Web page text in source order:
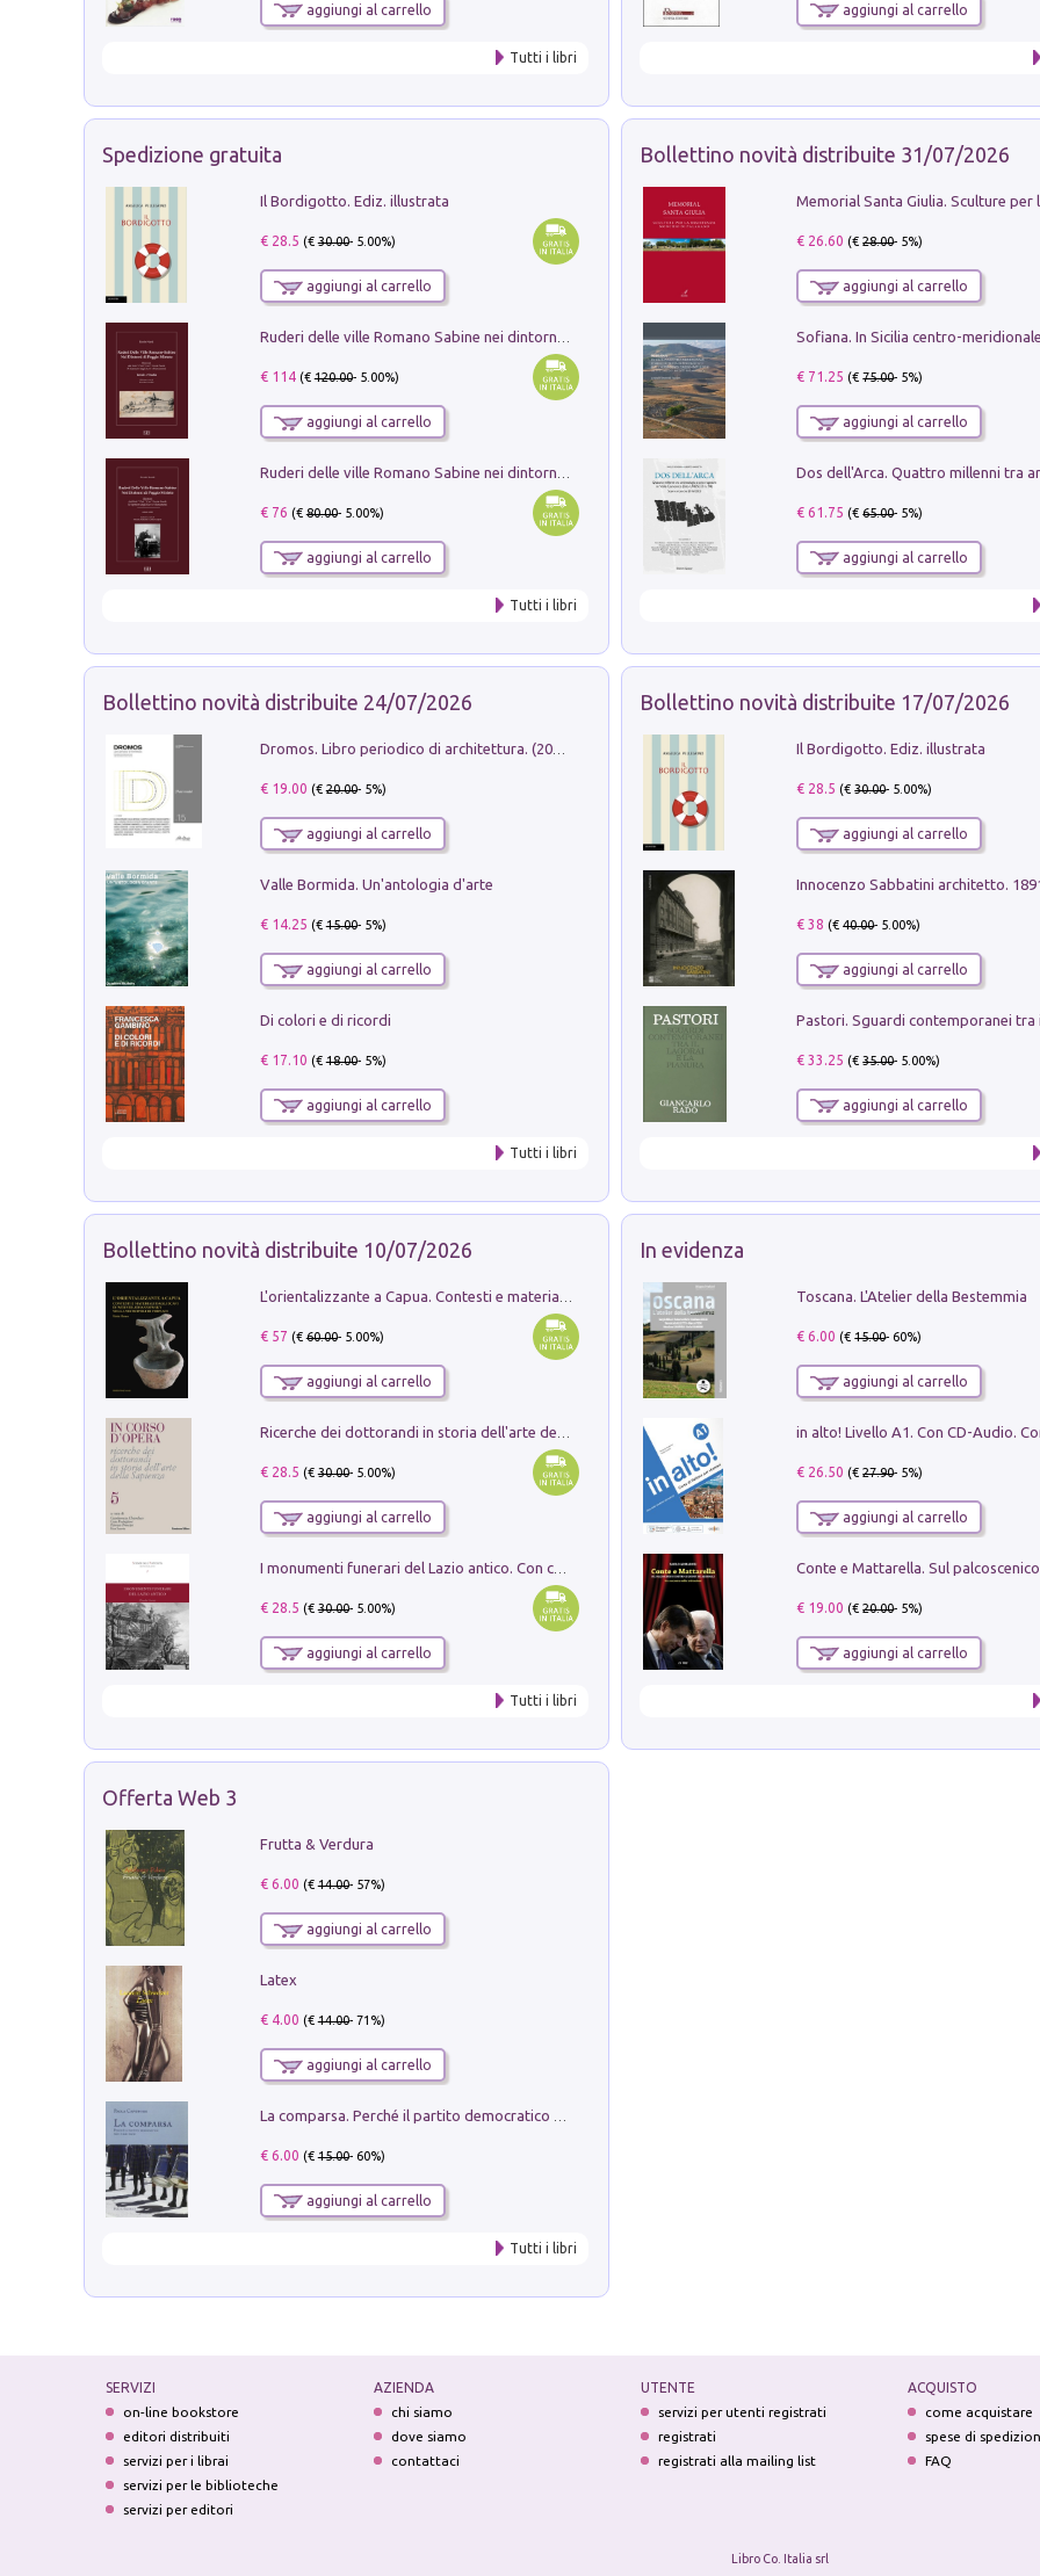
aggiungi al carrello
Tutti i libri
aggiungi al carrello
Spedizione gratuita
Il Bordigotto. Ediz. illustrata
€ 28.5 (€30.00- 5.00%)
aggiungi al carrello
€ 114(€120.00- 5.00%)
aggiungi al carrello
€ 76 (€80.00- 5.00%)
aggiungi al carrello
Tutti i libri
Bollettino novità distribuite 31/07/2026
€ 26.60 (€28.00- 5%)
aggiungi al carrello
€ 71.25 (€75.00- 5%)
aggiungi al carrello
€ 61.75 (€65.00- 5%)
aggiungi al carrello
Bollettino novità distribuite 24/07/2026
Dromos. Libro periodico di architettura. (2026). Vol. 15: Post-model
€ 19.00 (€20.00- 5%)
aggiungi al carrello
Valle Bormida. Un'antologia d'arte
€ 14.25 (€15.00- 5%)
aggiungi al carrello
Di colori e di ricordi
€ 17.10 (€18.00- 5%)
aggiungi al carrello
Tutti i libri
Bollettino novità distribuite 17/07/2026
Il Bordigotto. Ediz. illustrata
€ 28.5 (€30.00- 5.00%)
aggiungi al carrello
Innocenzo Sabbatini architetto.
€ 38 (€40.00- 5.00%)
aggiungi al carrello
€ 33.25 (€35.00- 5.00%)
aggiungi al carrello
Bollettino novità distribuite 10/07/2026
€ 57 (€60.00- 5.00%)
aggiungi al carrello
€ 28.5 (€30.00- 5.00%)
aggiungi al carrello
I monumenti funerari del Lazio antico. Con cartella con tavole
€ 28.5 (€30.00- 5.00%)
aggiungi al carrello
Tutti i libri
In evidenza
Toscana. L'Atelier della Bestemmia
€ 6.00 (€15.00- 60%)
aggiungi al carrello
€ 26.50 (€27.90- 5%)
aggiungi al carrello
€ 19.00 (€20.00- 5%)
aggiungi al carrello
Offerta Web 3
Frutta & Verdura
€ 6.00 (€14.00- 57%)
aggiungi al carrello
Latex
€ 4.00 (€14.00- 71%)
aggiungi al carrello
€ 6.00 (€15.00- 60%)
aggiungi al carrello
Tutti i libri
SERVIZI
on-line bookstore
editori distribuiti
servizi per i librai
servizi per le biblioteche
servizi per editori
AZIENDA
chi siamo
dove siamo
contattaci
UTENTE
servizi per utenti registrati
registrati
registrati alla mailing list
ACQUISTO
come acquistare
spese di
FAQ
Libro Co. Italia srl